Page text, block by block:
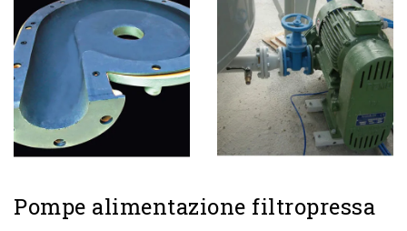
Pompe alimentazione filtropressa